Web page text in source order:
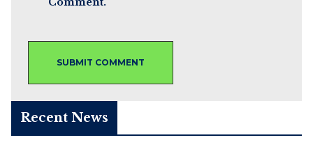
Recent News